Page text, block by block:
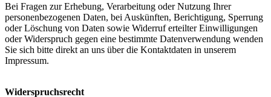
Bei Fragen zur Erhebung, Verarbeitung oder Nutzung Ihrer
personenbezogenen Daten, bei Auskünften, Berichtigung, Sperrung
oder Löschung von Daten sowie Widerruf erteilter Einwilligungen
oder Widerspruch gegen eine bestimmte Datenverwendung wenden
Sie sich bitte direkt an uns über die Kontaktdaten in unserem
Impressum.
Widerspruchsrecht